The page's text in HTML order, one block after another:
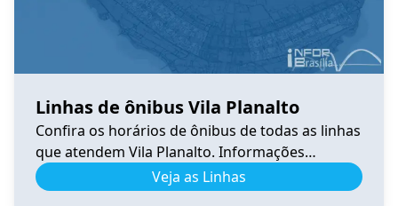
Linhas de ônibus Vila Planalto
Confira os horários de ônibus de todas as linhas
que atendem Vila Planalto. Informações
atualizadas, itinerários completos e facilidades
para planejar sua viagem no DF.
Veja as Linhas